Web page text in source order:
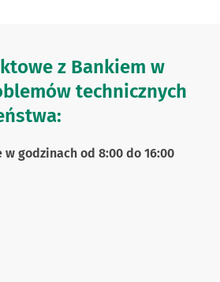
z Bankiem w
technicznych
w godzinach od 8:00 do 16:00